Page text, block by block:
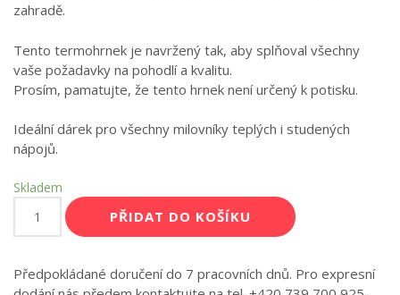
zahradě.
Tento termohrnek je navržený tak, aby splňoval všechny
vaše požadavky na pohodlí a kvalitu.
Prosím, pamatujte, že tento hrnek není určený k potisku.
Ideální dárek pro všechny milovníky teplých i studených
nápojů.
Skladem
Termohrnek
nerezový,
ml,
bílý
PŘIDAT DO KOŠÍKU
Předpokládané doručení do 7 pracovních dnů. Pro expresní